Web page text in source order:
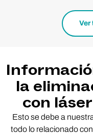
Ver
la
con
Esto se debe a
todo lo relacionado